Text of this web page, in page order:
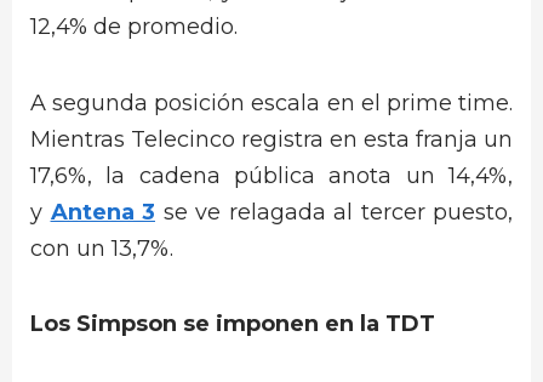
12,4% de promedio.
A segunda posición escala en el prime time.
Mientras Telecinco registra en esta franja un
17,6%, la cadena pública anota un 14,4%,
y Antena 3 se ve relagada al tercer puesto,
con un 13,7%.
Los Simpson se imponen en la TDT